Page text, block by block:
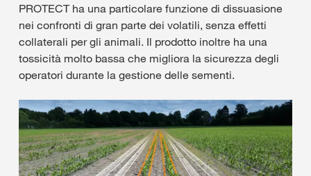
PROTECT ha una particolare funzione di dissuasione
nei confronti di gran parte dei volatili, senza effetti
collaterali per gli animali. Il prodotto inoltre ha una
tossicità molto bassa che migliora la sicurezza degli
operatori durante la gestione delle sementi.